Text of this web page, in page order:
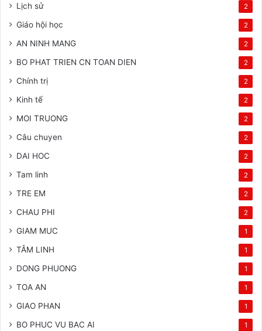
Lịch sử 2
Giáo hội học 2
AN NINH MANG 2
BO PHAT TRIEN CN TOAN DIEN 2
Chính trị 2
Kinh tế 2
MOI TRUONG 2
Câu chuyen 2
DAI HOC 2
Tam linh 2
TRE EM 2
CHAU PHI 2
GIAM MUC 1
TÂM LINH 1
DONG PHUONG 1
TOA AN 1
GIAO PHAN 1
BO PHUC VU BAC AI 1